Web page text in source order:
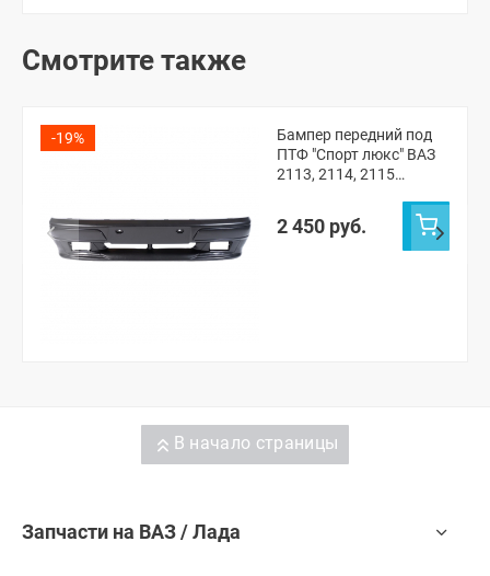
Смотрите также
-19%
Бампер передний под
ПТФ "Спорт люкс" ВАЗ
2113, 2114, 2115
2 450 руб.
В начало страницы
Запчасти на ВАЗ / Лада